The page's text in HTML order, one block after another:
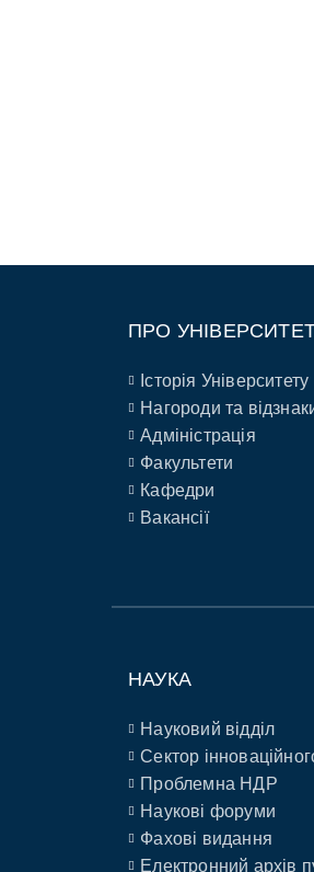
ПРО
Історія Університету
Нагороди та
Адміністрація
Факультети
Кафедри
Вакансії
НАУКА
Науковий відділ
Сектор
Проблемна НДР
Наукові форуми
Фахові видання
Електронний архів